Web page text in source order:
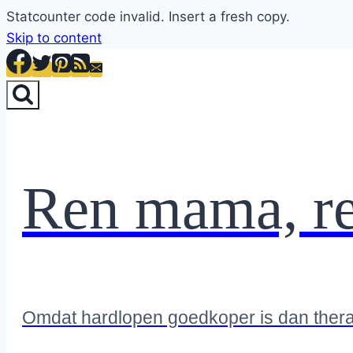
Statcounter code invalid. Insert a fresh copy.
Skip to content
Ren mama,
Omdat hardlopen goedkoper is dan